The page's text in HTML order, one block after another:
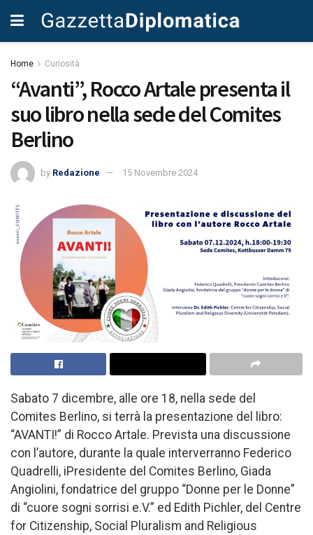
Home Curiosità
“Avanti”, Rocco Artale presenta il
suo libro nella sede del Comites
Berlino
by Redazione 15 Novembre 2024
Sabato 7 dicembre, alle ore 18, nella sede del
Comites Berlino, si terrà la presentazione del libro:
“AVANTI!” di Rocco Artale. Prevista una discussione
con l’autore, durante la quale interverranno Federico
Quadrelli, iPresidente del Comites Berlino, Giada
Angiolini, fondatrice del gruppo “Donne per le Donne”
di “cuore sogni sorrisi e.V.” ed Edith Pichler, del Centre
for Citizenship, Social Pluralism and Religious